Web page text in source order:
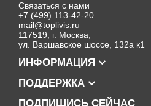
Связаться с нами
+7 (499) 113-42-20
mail@toplivis.ru
117519, г. Москва,
ул. Варшавское шоссе, 132а к1
ИНФОРМАЦИЯ
ПОДДЕРЖКА
ПОДПИШИСЬ СЕЙЧАС